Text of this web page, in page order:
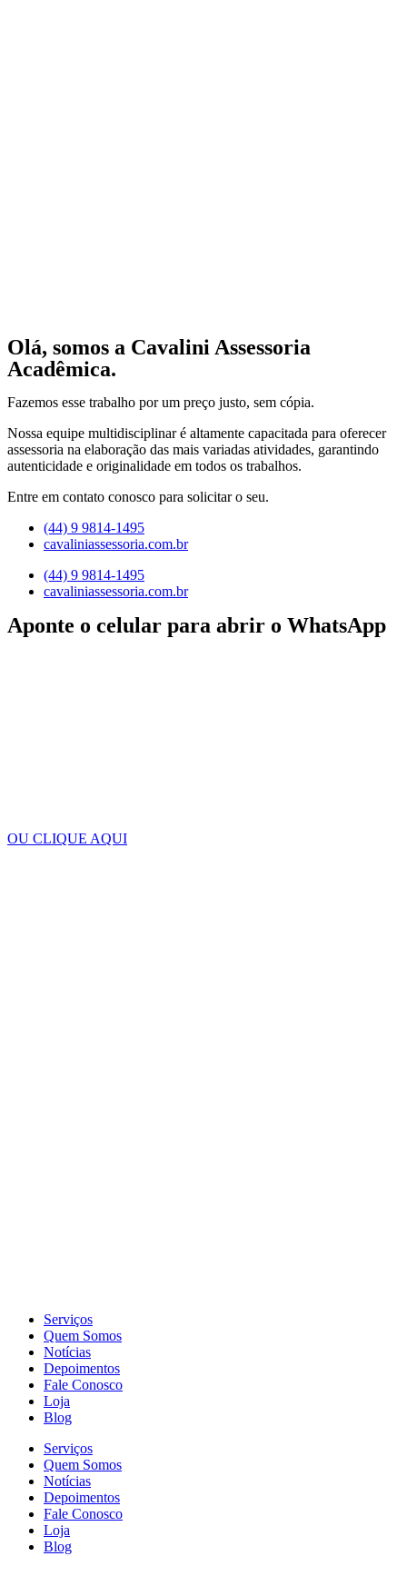
Olá, somos a Cavalini Assessoria
Acadêmica.
Fazemos esse trabalho por um preço justo, sem cópia.
Nossa equipe multidisciplinar é altamente capacitada para oferecer
assessoria na elaboração das mais variadas atividades, garantindo
autenticidade e originalidade em todos os trabalhos.
Entre em contato conosco para solicitar o seu.
(44) 9 9814-1495
cavaliniassessoria.com.br
(44) 9 9814-1495
cavaliniassessoria.com.br
Aponte o celular para abrir o WhatsApp
OU CLIQUE AQUI
Serviços
Quem Somos
Notícias
Depoimentos
Fale Conosco
Loja
Blog
Serviços
Quem Somos
Notícias
Depoimentos
Fale Conosco
Loja
Blog